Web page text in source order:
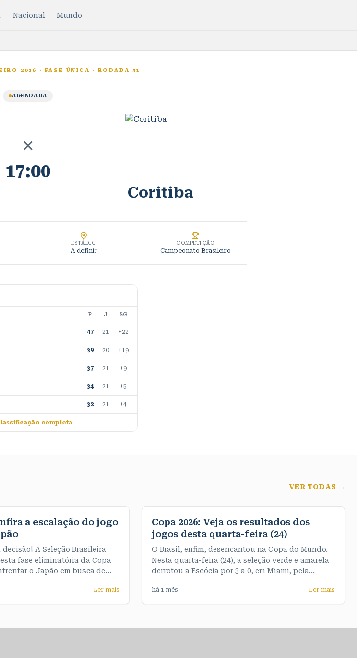
Nacional Mundo
2026 ·FASE ÚNICA · RODADA 31
AGENDADA
×
17:00
Coritiba
ESTÁDIO
A definir
COMPETIÇÃO
Campeonato Brasileiro
P J SG
47 21 +22
39 20 +19
37 21 +9
34 21 +5
32 21 +4
completa
VER TODAS →
a escalação do jogo
A Seleção Brasileira
fase eliminatória da Copa
o Japão em busca de
Rondônia). A partir de agora,
erros: quem vencer avança, e
Ler mais
Copa 2026: Veja os resultados dos
jogos desta quarta-feira (24)
O Brasil, enfim, desencantou na Copa do Mundo.
Nesta quarta-feira (24), a seleção verde e amarela
derrotou a Escócia por 3 a 0, em Miami, pela
garantiu o primeiro objetivo do Mundial, que era
terminar o grupo na liderança, com sete pontos. >>
há 1 mês Ler mais